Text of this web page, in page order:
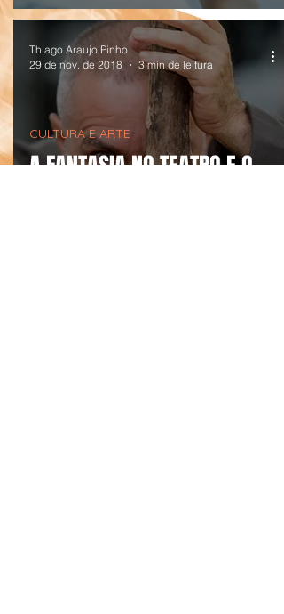
A FANTASIA NO TEATRO E O
CULTURA E ARTE
Thiago Araujo Pinho
29 de nov. de 2018
3 min de leitura